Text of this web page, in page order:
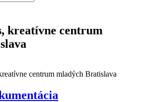
kreatívne centrum
centrum mladých Bratislava